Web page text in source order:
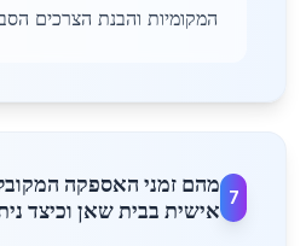
המקומיות והבנת הצרכים
7
מהם זמני האספקה
אישית בבית שאן וכיצד